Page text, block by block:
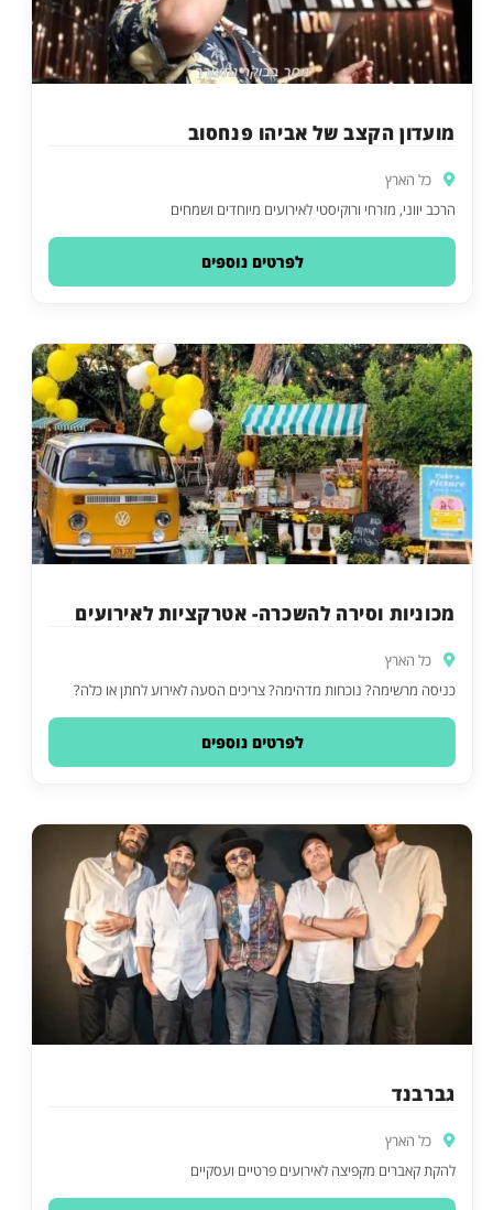
מועדון הקצב של אביהו פנחסוב
כל הארץ
הרכב יווני, מזרחי ורוקיסטי לאירועים מיוחדים ושמחים
לפרטים נוספים
מכוניות וסירה להשכרה- אטרקציות לאירועים
כל הארץ
כניסה מרשימה? נוכחות מדהימה? צריכים הסעה לאירוע לחתן או כלה?
לפרטים נוספים
גברבנד
כל הארץ
להקת קאברים מקפיצה לאירועים פרטיים ועסקיים